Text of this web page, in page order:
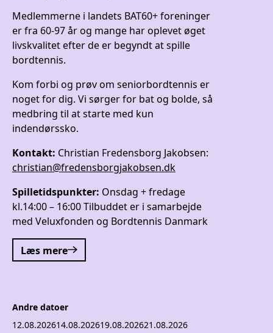
Medlemmerne i landets BAT60+ foreninger
er fra 60-97 år og mange har oplevet øget
livskvalitet efter de er begyndt at spille
bordtennis.
Kom forbi og prøv om seniorbordtennis er
noget for dig. Vi sørger for bat og bolde, så
medbring til at starte med kun
indendørssko.
Kontakt: Christian Fredensborg Jakobsen:
christian@fredensborgjakobsen.dk
Spilletidspunkter: Onsdag + fredage
kl.14:00 – 16:00 Tilbuddet er i samarbejde
med Veluxfonden og Bordtennis Danmark
Læs mere
Andre datoer
12.08.202614.08.202619.08.202621.08.2026